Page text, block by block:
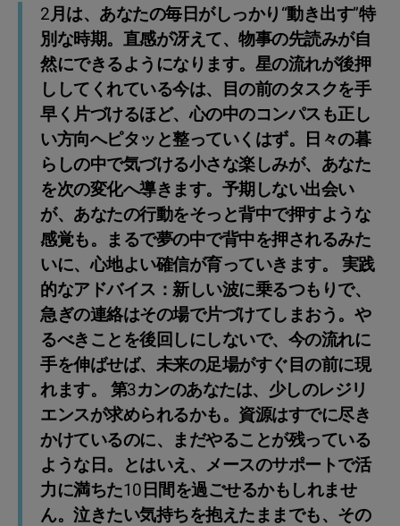
2月は、あなたの毎日がしっかり“動き出す”特
別な時期。直感が冴えて、物事の先読みが自
然にできるようになります。星の流れが後押
ししてくれている今は、目の前のタスクを手
早く片づけるほど、心の中のコンパスも正し
い方向へピタッと整っていくはず。日々の暮
らしの中で気づける小さな楽しみが、あなた
を次の変化へ導きます。予期しない出会い
が、あなたの行動をそっと背中で押すような
感覚も。まるで夢の中で背中を押されるみた
いに、心地よい確信が育っていきます。 実践
的なアドバイス：新しい波に乗るつもりで、
急ぎの連絡はその場で片づけてしまおう。や
るべきことを後回しにしないで、今の流れに
手を伸ばせば、未来の足場がすぐ目の前に現
れます。 第3カンのあなたは、少しのレジリ
エンスが求められるかも。資源はすでに尽き
かけているのに、まだやることが残っている
ような日。とはいえ、メースのサポートで活
力に満ちた10日間を過ごせるかもしれませ
ん。泣きたい気持ちを抱えたままでも、その